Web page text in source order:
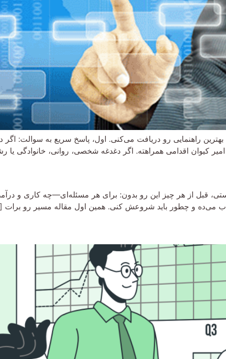
راهنمایی رو دریافت می‌کنی. اول، پاسخ سریع به سوالت:
کیوان اقدامی همراهته. اگر دغدغه شخصی، روانی، خانوادگی
قبل از هر چیز این رو بدون: برای هر مسئله‌ای—چه کاری و
می‌ده و چطور باید شروعش کنی. همین اول مقاله مسیر رو